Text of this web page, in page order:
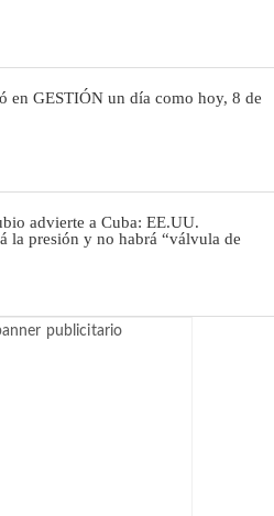
en GESTIÓN un día como hoy, 8 de
advierte a Cuba: EE.UU.
la presión y no habrá “válvula de